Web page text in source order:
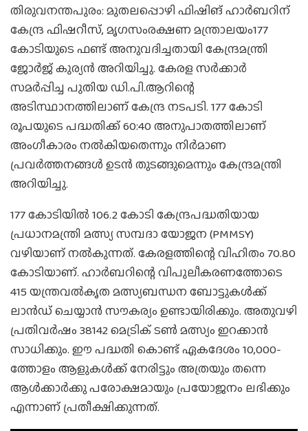
തിരുവനന്തപുരം: മുതലപ്പൊഴി ഫിഷിങ് ഹാർബറിന്
കേന്ദ്ര ഫിഷറീസ്, മൃഗസംരക്ഷണ മന്ത്രാലയം177
കോടിയുടെ ഫണ്ട് അനുവദിച്ചതായി കേന്ദ്രമന്ത്രി
ജോർജ് കുര്യൻ അറിയിച്ചു. കേരള സര്‍ക്കാര്‍
സമര്‍പ്പിച്ച പുതിയ ഡി.പി.ആറിന്റെ
അടിസ്ഥാനത്തിലാണ് കേന്ദ്ര നടപടി. 177 കോടി
രൂപയുടെ പദ്ധതിക്ക് 60:40 അനുപാതത്തിലാണ്
അംഗീകാരം നല്‍കിയതെന്നും നിർമാണ
പ്രവർത്തനങ്ങൾ ഉടൻ തുടങ്ങുമെന്നും കേന്ദ്രമന്ത്രി
അറിയിച്ചു.
177 കോടിയില്‍ 106.2 കോടി കേന്ദ്രപദ്ധതിയായ
പ്രധാനമന്ത്രി മത്സ്യ സമ്പദാ യോജന (PMMSY)
വഴിയാണ് നല്‍കുന്നത്. കേരളത്തിന്റെ വിഹിതം 70.80
കോടിയാണ്. ഹാര്‍ബറിന്റെ വിപുലീകരണത്തോടെ
415 യന്ത്രവല്‍കൃത മത്സ്യബന്ധന ബോട്ടുകള്‍ക്ക്
ലാന്‍ഡ് ചെയ്യാന്‍ സൗകര്യം ഉണ്ടായിരിക്കും. അതുവഴി
പ്രതിവര്‍ഷം 38142 മെട്രിക് ടണ്‍ മത്സ്യം ഇറക്കാന്‍
സാധിക്കും. ഈ പദ്ധതി കൊണ്ട് ഏകദേശം 10,000-
ത്തോളം ആളുകള്‍ക്ക് നേരിട്ടും അത്രയും തന്നെ
ആള്‍ക്കാര്‍ക്കു പരോക്ഷമായും പ്രയോജനം ലഭിക്കും
എന്നാണ് പ്രതീക്ഷിക്കുന്നത്.